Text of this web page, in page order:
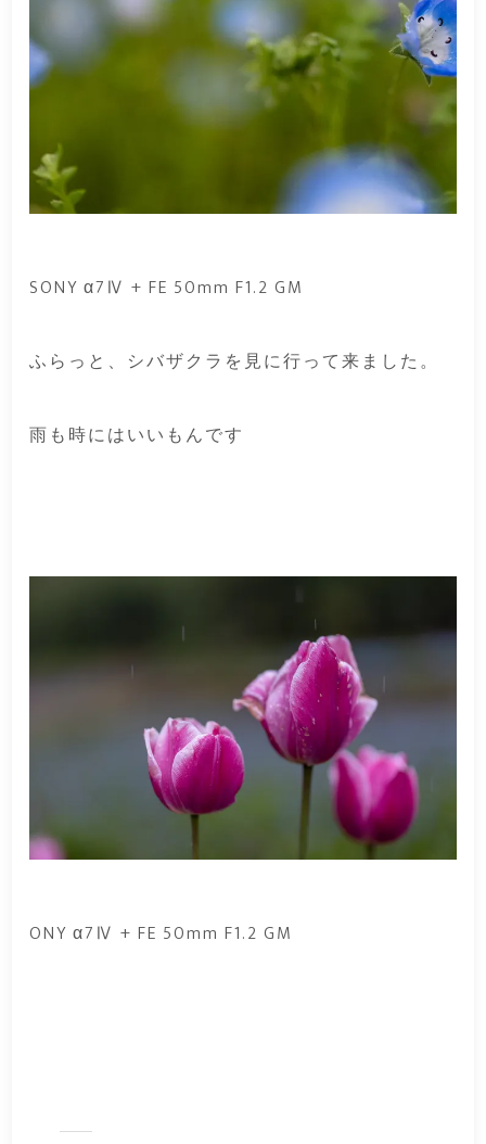
SONY α7Ⅳ + FE 50mm F1.2 GM
ふらっと、シバザクラを見に行って来ました。
雨も時にはいいもんです
ONY α7Ⅳ + FE 50mm F1.2 GM